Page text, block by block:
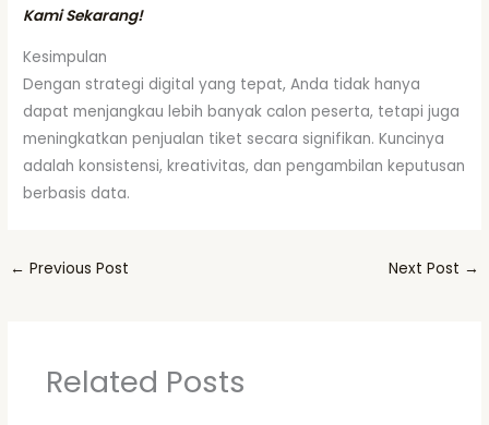
Kami Sekarang!
Kesimpulan
Dengan strategi digital yang tepat, Anda tidak hanya
dapat menjangkau lebih banyak calon peserta, tetapi juga
meningkatkan penjualan tiket secara signifikan. Kuncinya
adalah konsistensi, kreativitas, dan pengambilan keputusan
berbasis data.
← Previous Post Next Post →
Related Posts